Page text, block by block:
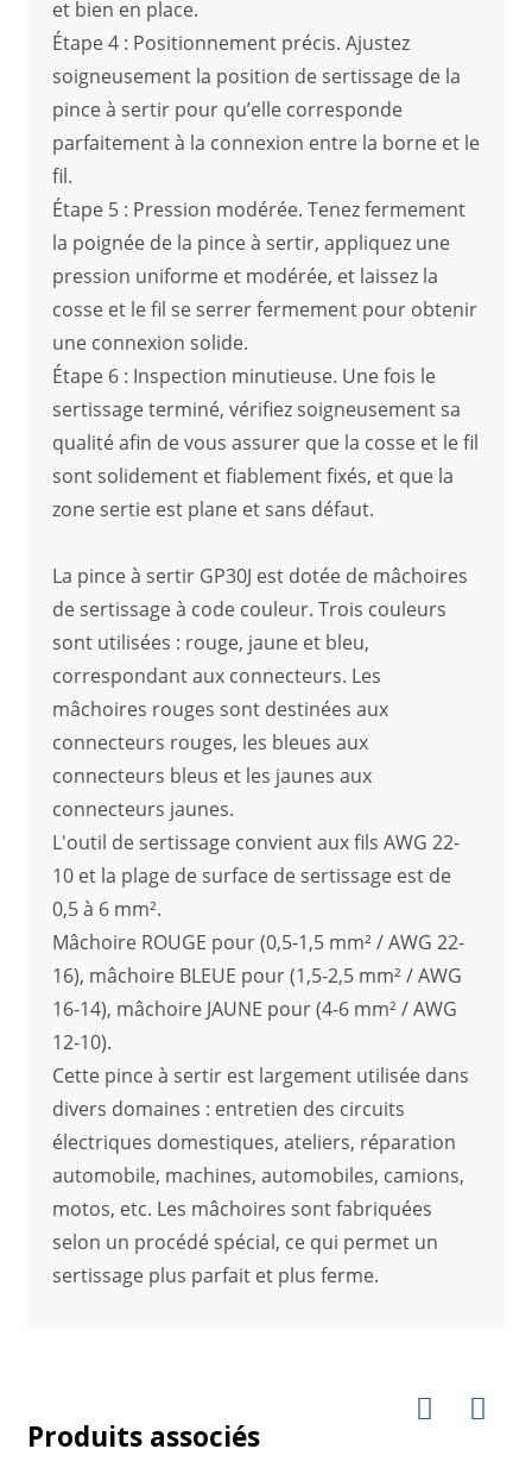
et bien en place.
Étape 4 : Positionnement précis. Ajustez
soigneusement la position de sertissage de la
pince à sertir pour qu’elle corresponde
parfaitement à la connexion entre la borne et le
fil.
Étape 5 : Pression modérée. Tenez fermement
la poignée de la pince à sertir, appliquez une
pression uniforme et modérée, et laissez la
cosse et le fil se serrer fermement pour obtenir
une connexion solide.
Étape 6 : Inspection minutieuse. Une fois le
sertissage terminé, vérifiez soigneusement sa
qualité afin de vous assurer que la cosse et le fil
sont solidement et fiablement fixés, et que la
zone sertie est plane et sans défaut.
La pince à sertir GP30J est dotée de mâchoires
de sertissage à code couleur. Trois couleurs
sont utilisées : rouge, jaune et bleu,
correspondant aux connecteurs. Les
mâchoires rouges sont destinées aux
connecteurs rouges, les bleues aux
connecteurs bleus et les jaunes aux
connecteurs jaunes.
L'outil de sertissage convient aux fils AWG 22-
10 et la plage de surface de sertissage est de
0,5 à 6 mm².
Mâchoire ROUGE pour (0,5-1,5 mm² / AWG 22-
16), mâchoire BLEUE pour (1,5-2,5 mm² / AWG
16-14), mâchoire JAUNE pour (4-6 mm² / AWG
12-10).
Cette pince à sertir est largement utilisée dans
divers domaines : entretien des circuits
électriques domestiques, ateliers, réparation
automobile, machines, automobiles, camions,
motos, etc. Les mâchoires sont fabriquées
selon un procédé spécial, ce qui permet un
sertissage plus parfait et plus ferme.
Produits associés